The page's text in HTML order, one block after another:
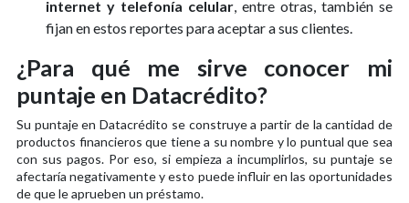
internet y telefonía celular, entre otras, también se
fijan en estos reportes para aceptar a sus clientes.
¿Para qué me sirve conocer mi
puntaje en Datacrédito?
Su puntaje en Datacrédito se construye a partir de la cantidad de
productos financieros que tiene a su nombre y lo puntual que sea
con sus pagos. Por eso, si empieza a incumplirlos, su puntaje se
afectaría negativamente y esto puede influir en las oportunidades
de que le aprueben un préstamo.